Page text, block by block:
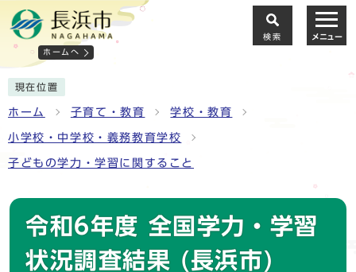
ホームへ
検索 メニュー
現在位置
ホーム 子育て・教育 学校・教育
小学校・中学校・義務教育学校
子どもの学力・学習に関すること
令和6年度 全国学力・学習
状況調査結果 (長浜市)